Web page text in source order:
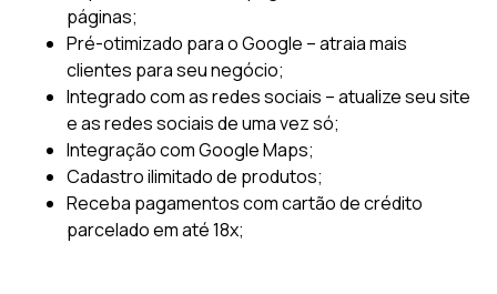
páginas;
Pré-otimizado para o Google – atraia mais
clientes para seu negócio;
Integrado com as redes sociais – atualize seu site
e as redes sociais de uma vez só;
Integração com Google Maps;
Cadastro ilimitado de produtos;
Receba pagamentos com cartão de crédito
parcelado em até 18x;